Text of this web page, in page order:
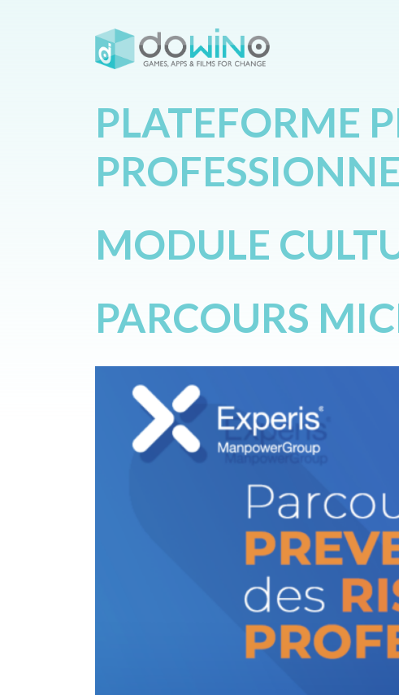
PLATEFORME
MODULE
PARCOURS